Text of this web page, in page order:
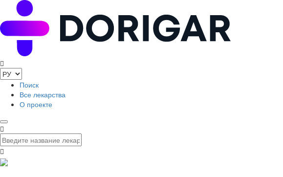
Поиск
Все лекарства
О проекте